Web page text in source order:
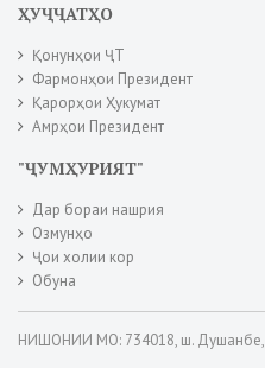
ҲУҶҶАТҲО
Қонунҳои ҶТ
Фармонҳои Президент
Қарорҳои Ҳукумат
Амрҳои Президент
"ҶУМҲУРИЯТ"
Дар бораи нашрия
Озмунҳо
Ҷои холии кор
Обуна
НИШОНИИ МО: 734018, ш.